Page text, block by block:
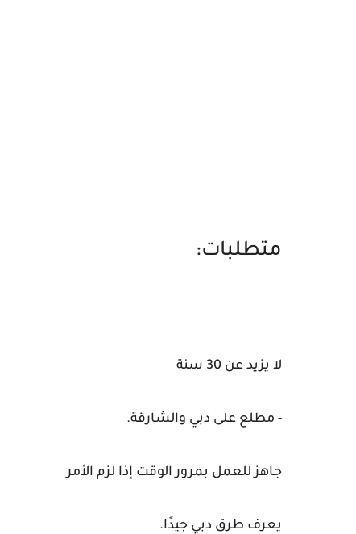
متطلبات:
لا يزيد عن 30 سنة
- مطلع على دبي والشارقة.
جاهز للعمل بمرور الوقت إذا لزم الأمر
يعرف طرق دبي جيدًا.